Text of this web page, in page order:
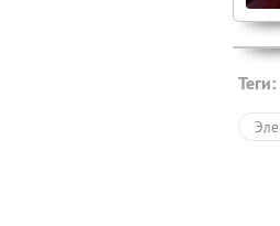
Теги: